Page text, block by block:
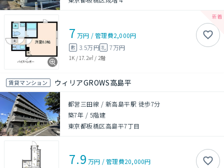
7 万円 /管理費2,000円
敷 3.5万円礼 7万円
1K / 17.2㎡ / 2階
賃貸マンション ウィリアGROWS高島平
都営三田線 / 新高島平駅 徒歩7分
築7年 / 5階建
東京都板橋区高島平7丁目
7.9 万円 /管理費20,000円